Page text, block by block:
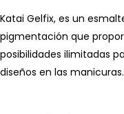
Katai Gelfix, es un
pigmentación que
posibilidades ilimitadas
diseños en las manicuras.